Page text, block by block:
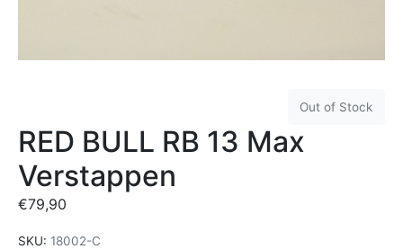
Out of Stock
RED BULL RB 13 Max
Verstappen
€79,90
SKU: 18002-C